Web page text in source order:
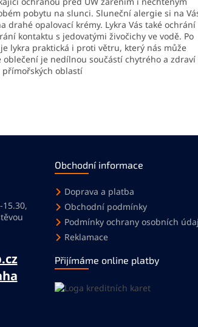
pobytu na slunci. Sluneční alergie si na
drahé opalovací krémy. Lykra Vás také
kontaktu s jedovatými živočichy ve vodě. Po
lykra praktická i proti větru, který nás může
je nedílnou součástí chytrého a zdraví
oblastí
15.30,
Obchodní informace
Doprava a platba
Obchodní podmínky
Podmínky ochrany osobních
Reklamace
Přijímáme online platby